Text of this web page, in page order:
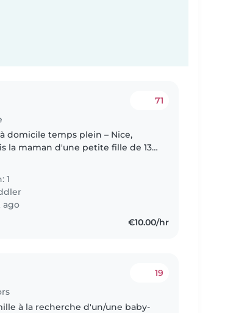
71
domicile temps plein – Nice,
la maman d'une petite fille de 13
1
ago
€10.00/hr
19
à la recherche d'un/une baby-